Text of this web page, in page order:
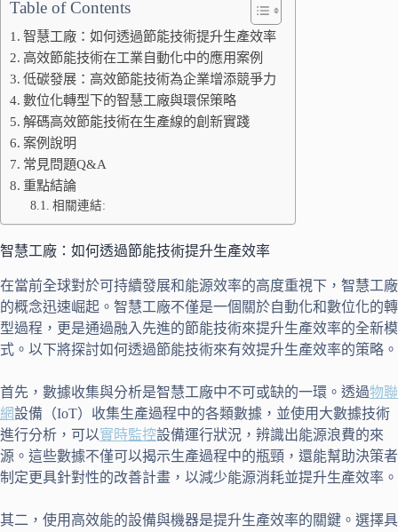
Table of Contents
智慧工廠：如何透過節能技術提升生產效率
高效節能技術在工業自動化中的應用案例
低碳發展：高效節能技術為企業增添競爭力
數位化轉型下的智慧工廠與環保策略
解碼高效節能技術在生產線的創新實踐
案例說明
常見問題Q&A
重點結論
相關連結:
智慧工廠：如何透過節能技術提升生產效率
在當前全球對於可持續發展和能源效率的高度重視下，智慧工廠
的概念迅速崛起。智慧工廠不僅是一個關於自動化和數位化的轉
型過程，更是通過融入先進的節能技術來提升生產效率的全新模
式。以下將探討如何透過節能技術來有效提升生產效率的策略。
首先，數據收集與分析是智慧工廠中不可或缺的一環。透過物聯
網設備（IoT）收集生產過程中的各類數據，並使用大數據技術
進行分析，可以實時監控設備運行狀況，辨識出能源浪費的來
源。這些數據不僅可以揭示生產過程中的瓶頸，還能幫助決策者
制定更具針對性的改善計畫，以減少能源消耗並提升生產效率。
其二，使用高效能的設備與機器是提升生產效率的關鍵。選擇具